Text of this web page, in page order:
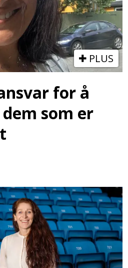
PLUS
for å
som er